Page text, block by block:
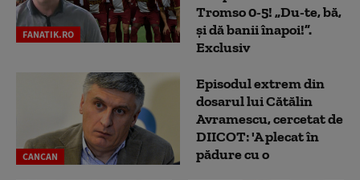
FANATIK.RO
Tromso 0-5! „Du-te, bă,
și dă banii înapoi!”.
Exclusiv
CANCAN
Episodul extrem din
dosarul lui Cătălin
Avramescu, cercetat de
DIICOT: 'A plecat în
pădure cu o